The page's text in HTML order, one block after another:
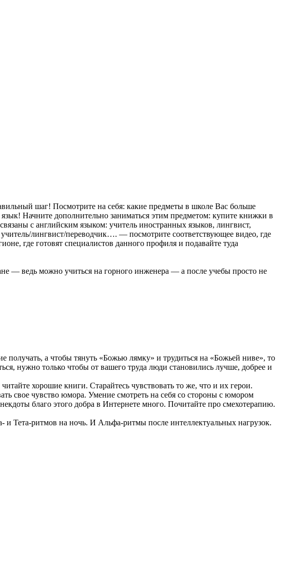
шаг! Посмотрите на себя: какие предметы в школе Вас больше
Начните дополнительно заниматься этим предметом: купите книжки в
с английским языком: учитель иностранных языков, лингвист,
лингвист/переводчик…. — посмотрите соответствующее видео, где
где готовят специалистов данного профиля и подавайте туда
— ведь можно учиться на горного инженера — а после учебы просто не
получать, а чтобы тянуть «Божью лямку» и трудиться на «Божьей ниве», то
нужно только чтобы от вашего труда люди становились лучше, добрее и
хорошие книги. Старайтесь чувствовать то же, что и их герои.
свое чувство юмора. Умение смотреть на себя со стороны с юмором
благо этого добра в Интернете много. Почитайте про смехотерапию.
Тета-ритмов на ночь. И Альфа-ритмы после интеллектуальных нагрузок.